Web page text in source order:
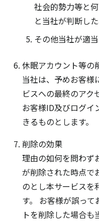
社会的勢力等と
と当社が判断し
その他当社が適
休眠アカウント等の
当社は、予めお客様
ビスへの最終のアク
お客様ID及びログイ
きるものとします。
削除の効果
理由の如何を問わず
が削除された時点で
のとし本サービスを
す。 お客様が誤っ
トを削除した場合